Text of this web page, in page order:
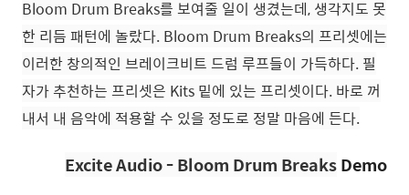
Bloom Drum Breaks를 보여줄 일이 생겼는데, 생각지도 못
한 리듬 패턴에 놀랐다. Bloom Drum Breaks의 프리셋에는
이러한 창의적인 브레이크비트 드럼 루프들이 가득하다. 필
자가 추천하는 프리셋은 Kits 밑에 있는 프리셋이다. 바로 꺼
내서 내 음악에 적용할 수 있을 정도로 정말 마음에 든다.
Excite Audio -Bloom Drum BreaksDemo